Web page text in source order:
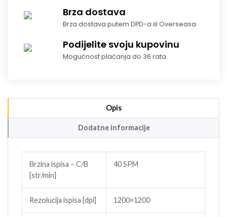
Brza dostava
Brza dostava putem DPD-a ili Overseasa
Podijelite svoju kupovinu
Mogućnost plaćanja do 36 rata
Opis
Dodatne informacije
Brzina ispisa – C/B
[str/min]
40 SPM
Rezolucija ispisa [dpi] 1200×1200